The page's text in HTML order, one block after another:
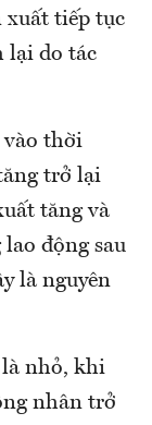
xuất tiếp tục
lại do tác
vào thời
trở lại
tăng và
động sau
là nguyên
là nhỏ, khi
nhân trở